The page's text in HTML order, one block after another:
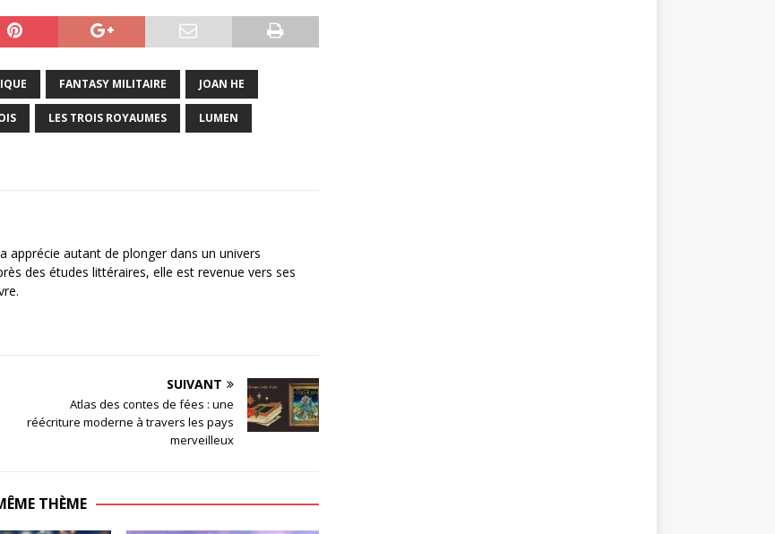
FANTASY MILITAIRE JOAN HE
LES TROIS ROYAUMES LUMEN
apprécie autant de plonger dans un univers
des études littéraires, elle est revenue vers ses
SUIVANT
Atlas des contes de fées : une
réécriture moderne à travers les pays
merveilleux
THÈME